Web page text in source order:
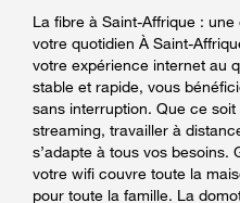
La fibre à Saint-Affrique :
votre quotidien À Saint-
votre expérience internet au
stable et rapide, vous
sans interruption. Que ce
streaming, travailler à
s’adapte à tous vos besoins.
votre wifi couvre toute la
pour toute la famille. La